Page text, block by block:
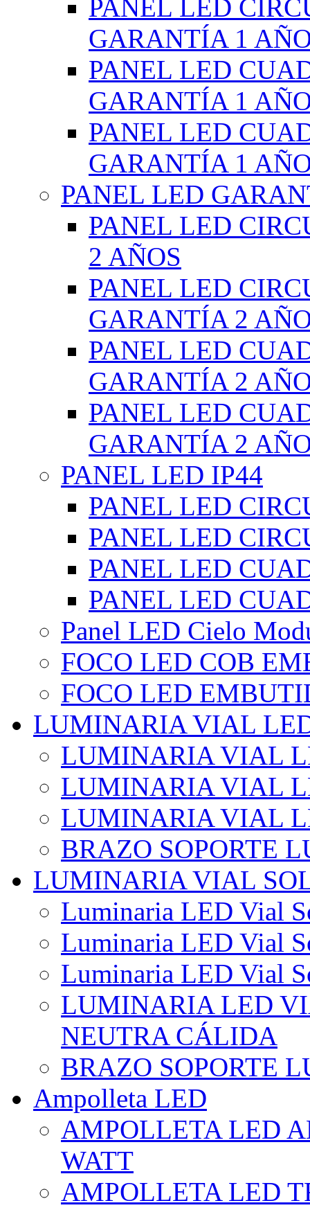
PANEL LED
GARANTÍA 1
PANEL LED
GARANTÍA 1
PANEL LED
GARANTÍA 1
PANEL LED
PANEL LED
2 AÑOS
PANEL LED
GARANTÍA 2
PANEL LED
GARANTÍA 2
PANEL LED
GARANTÍA 2
PANEL LED IP44
PANEL LED
PANEL LED
PANEL LED
PANEL LED
Panel LED Cielo
FOCO LED COB
FOCO LED
LUMINARIA VIAL
LUMINARIA VIAL
LUMINARIA VIAL
LUMINARIA VIAL
BRAZO SOPORTE
LUMINARIA VIAL
Luminaria LED Vial
Luminaria LED Vial
Luminaria LED Vial
LUMINARIA LED
NEUTRA CÁLIDA
BRAZO SOPORTE
Ampolleta LED
AMPOLLETA LED
WATT
AMPOLLETA LED